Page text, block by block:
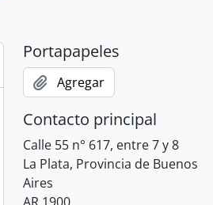
Portapapeles
Agregar
Contacto principal
Calle 55 n° 617, entre 7 y 8
La Plata, Provincia de Buenos
Aires